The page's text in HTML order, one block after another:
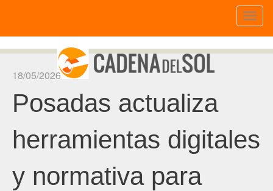
18/05/2026
Posadas actualiza
herramientas digitales
y normativa para